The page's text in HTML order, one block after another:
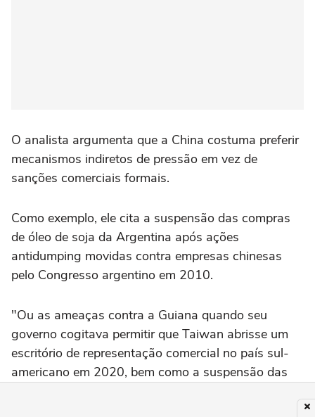
O analista argumenta que a China costuma preferir
mecanismos indiretos de pressão em vez de
sanções comerciais formais.
Como exemplo, ele cita a suspensão das compras
de óleo de soja da Argentina após ações
antidumping movidas contra empresas chinesas
pelo Congresso argentino em 2010.
"Ou as ameaças contra a Guiana quando seu
governo cogitava permitir que Taiwan abrisse um
escritório de representação comercial no país sul-
americano em 2020, bem como a suspensão das